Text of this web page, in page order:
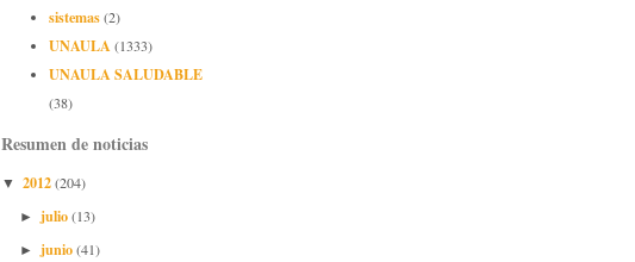
sistemas(2)
UNAULA(1333)
UNAULA SALUDABLE
(38)
Resumen de noticias
▼ 2012(204)
► julio(13)
► junio(41)